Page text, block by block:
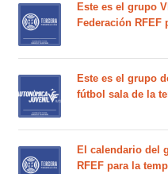
Este es el grupo
Federación RFEF
Este es el grupo
fútbol sala de la
El calendario del
RFEF para la